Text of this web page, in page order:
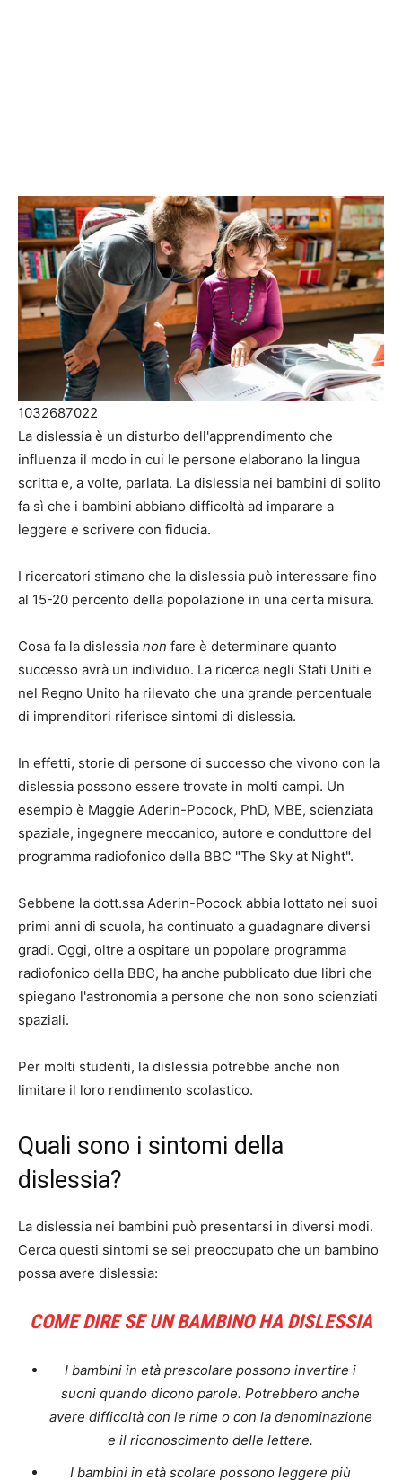
1032687022
La dislessia è un disturbo dell'apprendimento che
influenza il modo in cui le persone elaborano la lingua
scritta e, a volte, parlata. La dislessia nei bambini di solito
fa sì che i bambini abbiano difficoltà ad imparare a
leggere e scrivere con fiducia.
I ricercatori stimano che la dislessia può interessare fino
al 15-20 percento della popolazione in una certa misura.
Cosa fa la dislessia non fare è determinare quanto
successo avrà un individuo. La ricerca negli Stati Uniti e
nel Regno Unito ha rilevato che una grande percentuale
di imprenditori riferisce sintomi di dislessia.
In effetti, storie di persone di successo che vivono con la
dislessia possono essere trovate in molti campi. Un
esempio è Maggie Aderin-Pocock, PhD, MBE, scienziata
spaziale, ingegnere meccanico, autore e conduttore del
programma radiofonico della BBC "The Sky at Night".
Sebbene la dott.ssa Aderin-Pocock abbia lottato nei suoi
primi anni di scuola, ha continuato a guadagnare diversi
gradi. Oggi, oltre a ospitare un popolare programma
radiofonico della BBC, ha anche pubblicato due libri che
spiegano l'astronomia a persone che non sono scienziati
spaziali.
Per molti studenti, la dislessia potrebbe anche non
limitare il loro rendimento scolastico.
Quali sono i sintomi della
dislessia?
La dislessia nei bambini può presentarsi in diversi modi.
Cerca questi sintomi se sei preoccupato che un bambino
possa avere dislessia:
COME DIRE SE UN BAMBINO HA DISLESSIA
I bambini in età prescolare possono invertire i
suoni quando dicono parole. Potrebbero anche
avere difficoltà con le rime o con la denominazione
e il riconoscimento delle lettere.
I bambini in età scolare possono leggere più